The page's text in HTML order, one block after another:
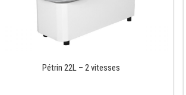
Pétrin 22L – 2 vitesses